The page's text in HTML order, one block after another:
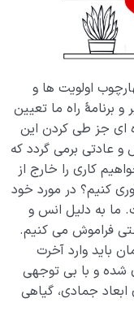
از آن نجات
ما را به هدف
ملاک
دیگران چه
خدا دارد؟
ما بیمار می
و خوشبختی
اولویت ها و
راه ما تعیین
ای جز طی کردن این
و عادتی برمی گردد که
کاری را خارج از
کنیم؟ در مورد خود
ما به دلیل انس و
فراموش می کنیم.
باید وارد آخرت
شده و با بی توجهی
جمادی، گیاهی